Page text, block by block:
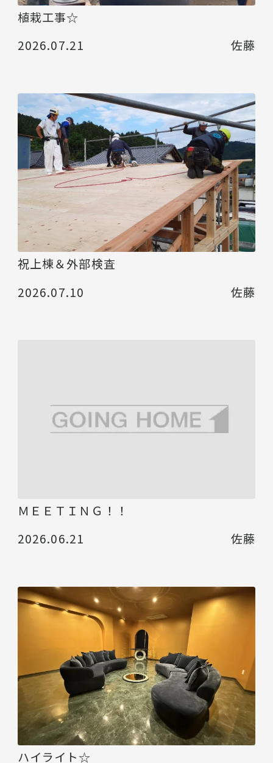
植栽工事☆
2026.07.21
佐藤
祝上棟＆外部検査
2026.07.10
佐藤
ＭＥＥＴＩＮＧ！！
2026.06.21
佐藤
ハイライト☆